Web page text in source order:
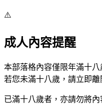
⚠️
成人內容提醒
本部落格內容僅限年滿十八
若您未滿十八歲，請立即離
已滿十八歲者，亦請勿將